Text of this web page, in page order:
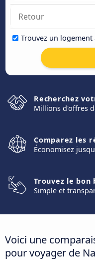
Trouvez un
Recherchez
Millions d'offres
Comparez les
Économisez
Trouvez le bon
Simple et
Voici une
pour voyager de